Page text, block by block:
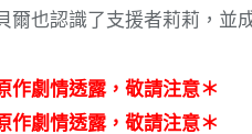
爾也認識了支援者莉莉，並
作劇情透露，敬請注意＊
作劇情透露，敬請注意＊